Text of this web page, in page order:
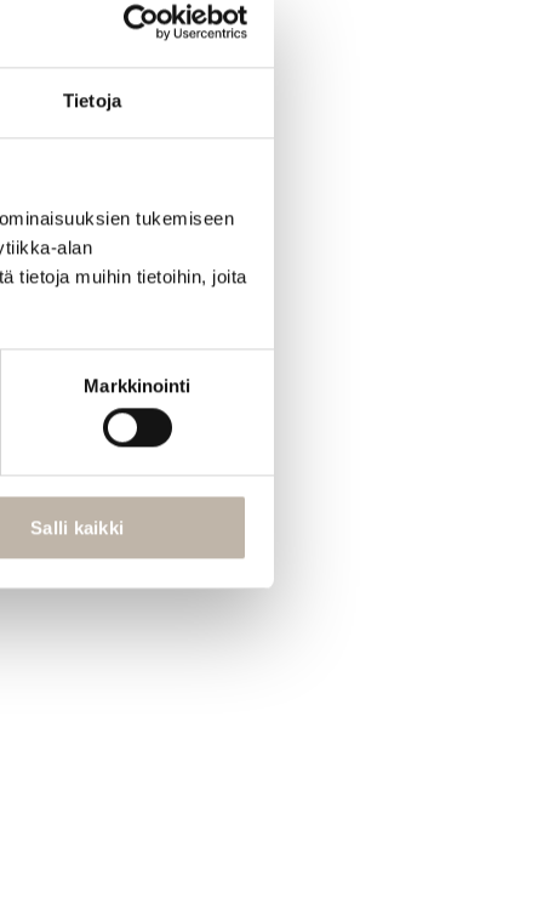
Tietoja
tukemiseen
alan
tietoja muihin tietoihin, joita
Markkinointi
Salli kaikki